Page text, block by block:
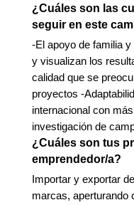
¿Cuáles son las
seguir en este
-El apoyo de familia
y visualizan los
calidad que se
proyectos -
internacional con
investigación de
¿Cuáles son tus
emprendedor/a?
Importar y exportar
marcas, aperturando